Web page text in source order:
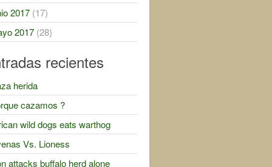
2017(17)
2017(28)
recientes
herida
cazamos ?
wild dogs eats warthog
Vs. Lioness
attacks buffalo herd alone